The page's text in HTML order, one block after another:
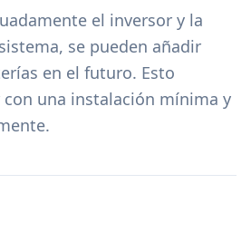
el inversor y la
se pueden añadir
en el futuro. Esto
una instalación mínima y